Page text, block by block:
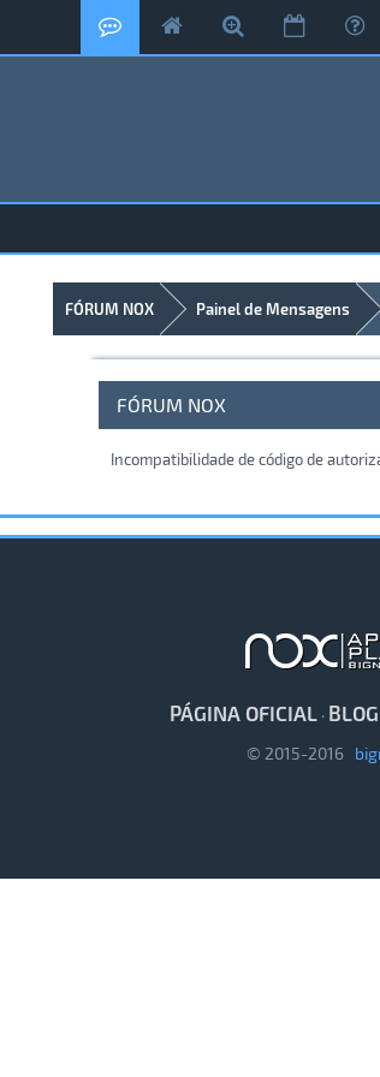
FÓRUM NOX Painel de Mensagens
FÓRUM NOX
Incompatibilidade de código de
PÁGINA OFICIAL · BLOG
© 2015-2016